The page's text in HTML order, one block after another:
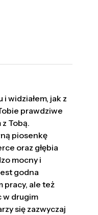
i widziałem, jak z
prawdziwe
Tobą.
piosenkę
oraz głębia
mocny i
godna
pracy, ale też
w drugim
się zazwyczaj